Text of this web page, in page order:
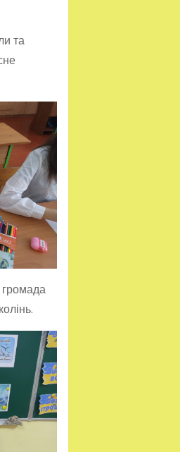
та
громада